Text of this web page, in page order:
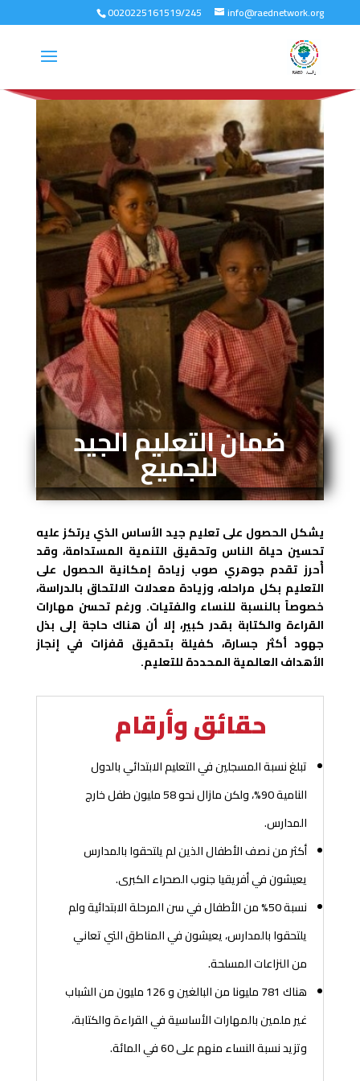
0020225161519/245 info@raednetwork.org
ضمان التعليم الجيد
للجميع
يشكل الحصول على تعليم جيد الأساس الذي يرتكز عليه
تحسين حياة الناس وتحقيق التنمية المستدامة، وقد
أُحرز تقدم جوهري صوب زيادة إمكانية الحصول على
التعليم بكل مراحله، وزيادة معدلات الالتحاق بالدراسة،
خصوصاً بالنسبة للنساء والفتيات. ورغم تحسن مهارات
القراءة والكتابة بقدر كبير، إلا أن هناك حاجة إلى بذل
جهود أكثر جسارة، كفيلة بتحقيق قفزات في إنجاز
الأهداف العالمية المحددة للتعليم.
حقائق وأرقام
تبلغ نسبة المسجلين في التعليم الابتدائي بالدول
النامية 90%، ولكن مازال نحو 58 مليون طفل خارج
المدارس.
أكثر من نصف الأطفال الذين لم يلتحقوا بالمدارس
يعيشون في أفريقيا جنوب الصحراء الكبرى.
نسبة 50% من الأطفال في سن المرحلة الابتدائية ولم
يلتحقوا بالمدارس، يعيشون في المناطق التي تعاني
من النزاعات المسلحة.
هناك 781 مليونا من البالغين و 126 مليون من الشباب
غير ملمين بالمهارات الأساسية في القراءة والكتابة،
وتزيد نسبة النساء منهم على 60 في المائة.